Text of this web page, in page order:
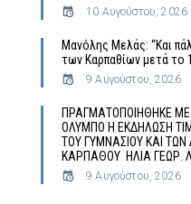
10 Αυγούστου, 2026
Μανόλης Μελάς: “Και
των Καρπαθίων μετά το
9 Αυγούστου, 2026
ΠΡΑΓΜΑΤΟΠΟΙΗΘΗΚΕ ΜΕ
ΟΛΥΜΠΟ Η ΕΚΔΗΛΩΣΗ
ΤΟΥ ΓΥΜΝΑΣΙΟΥ ΚΑΙ
ΚΑΡΠΑΘΟΥ ΗΛΙΑ ΓΕΩΡ.
9 Αυγούστου, 2026